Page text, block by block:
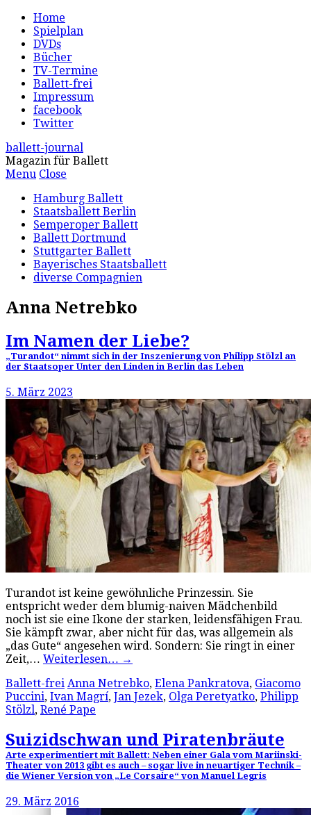
Home
Spielplan
DVDs
Bücher
TV-Termine
Ballett-frei
Impressum
facebook
Twitter
ballett-journal
Magazin für Ballett
Menu Close
Hamburg Ballett
Staatsballett Berlin
Semperoper Ballett
Ballett Dortmund
Stuttgarter Ballett
Bayerisches Staatsballett
diverse Compagnien
Anna Netrebko
Im Namen der Liebe?
„Turandot“ nimmt sich in der Inszenierung von Philipp Stölzl an
der Staatsoper Unter den Linden in Berlin das Leben
5. März 2023
Turandot ist keine gewöhnliche Prinzessin. Sie
entspricht weder dem blumig-naiven Mädchenbild
noch ist sie eine Ikone der starken, leidensfähigen Frau.
Sie kämpft zwar, aber nicht für das, was allgemein als
„das Gute“ angesehen wird. Sondern: Sie ringt in einer
Zeit,… Weiterlesen… →
Ballett-frei Anna Netrebko, Elena Pankratova, Giacomo
Puccini, Ivan Magrí, Jan Jezek, Olga Peretyatko, Philipp
Stölzl, René Pape
Suizidschwan und Piratenbräute
Arte experimentiert mit Ballett: Neben einer Gala vom Mariinski-
Theater von 2013 gibt es auch – sogar live in neuartiger Technik –
die Wiener Version von „Le Corsaire“ von Manuel Legris
29. März 2016